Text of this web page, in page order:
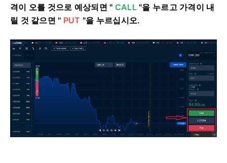
격이 오를 것으로 예상되면 " CALL"을 누르고 가격이 내
릴 것 같으면 " PUT "을 누르십시오.